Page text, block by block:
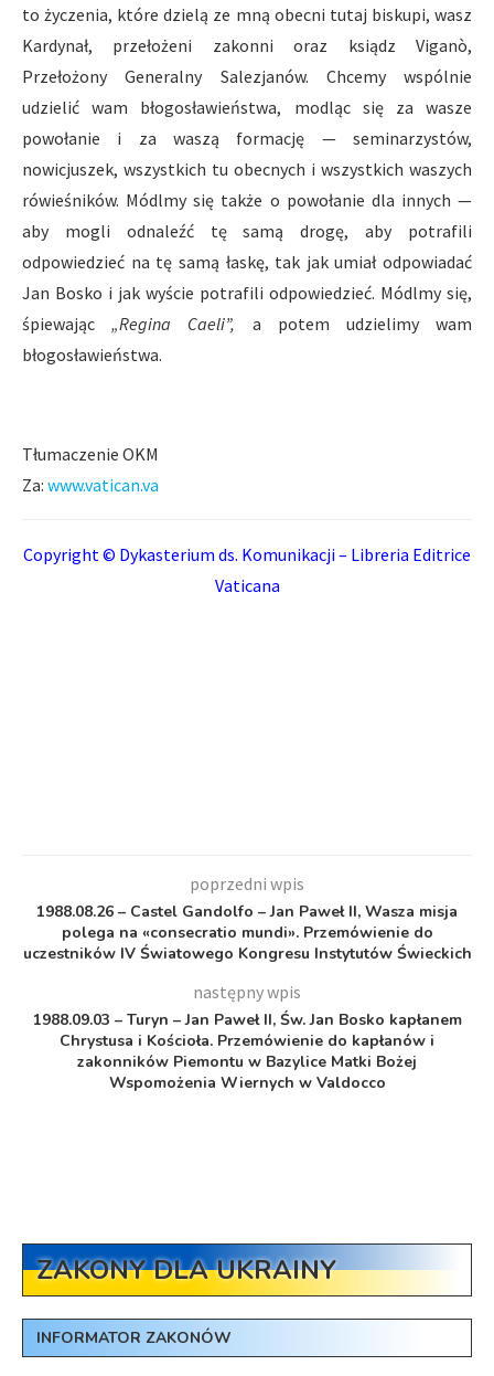
to życzenia, które dzielą ze mną obecni tutaj biskupi, wasz
Kardynał, przełożeni zakonni oraz ksiądz Viganò,
Przełożony Generalny Salezjanów. Chcemy wspólnie
udzielić wam błogosławieństwa, modląc się za wasze
powołanie i za waszą formację — seminarzystów,
nowicjuszek, wszystkich tu obecnych i wszystkich waszych
rówieśników. Módlmy się także o powołanie dla innych —
aby mogli odnaleźć tę samą drogę, aby potrafili
odpowiedzieć na tę samą łaskę, tak jak umiał odpowiadać
Jan Bosko i jak wyście potrafili odpowiedzieć. Módlmy się,
śpiewając„Regina Caeli”, a potem udzielimy wam
błogosławieństwa.
Tłumaczenie OKM
Za: www.vatican.va
Copyright © Dykasterium ds. Komunikacji – Libreria Editrice
Vaticana
poprzedni wpis
1988.08.26 – Castel Gandolfo – Jan Paweł II, Wasza misja
polega na «consecratio mundi». Przemówienie do
uczestników IV Światowego Kongresu Instytutów Świeckich
następny wpis
1988.09.03 – Turyn – Jan Paweł II, Św. Jan Bosko kapłanem
Chrystusa i Kościoła. Przemówienie do kapłanów i
zakonników Piemontu w Bazylice Matki Bożej
Wspomożenia Wiernych w Valdocco
ZAKONY DLA UKRAINY
INFORMATOR ZAKONÓW